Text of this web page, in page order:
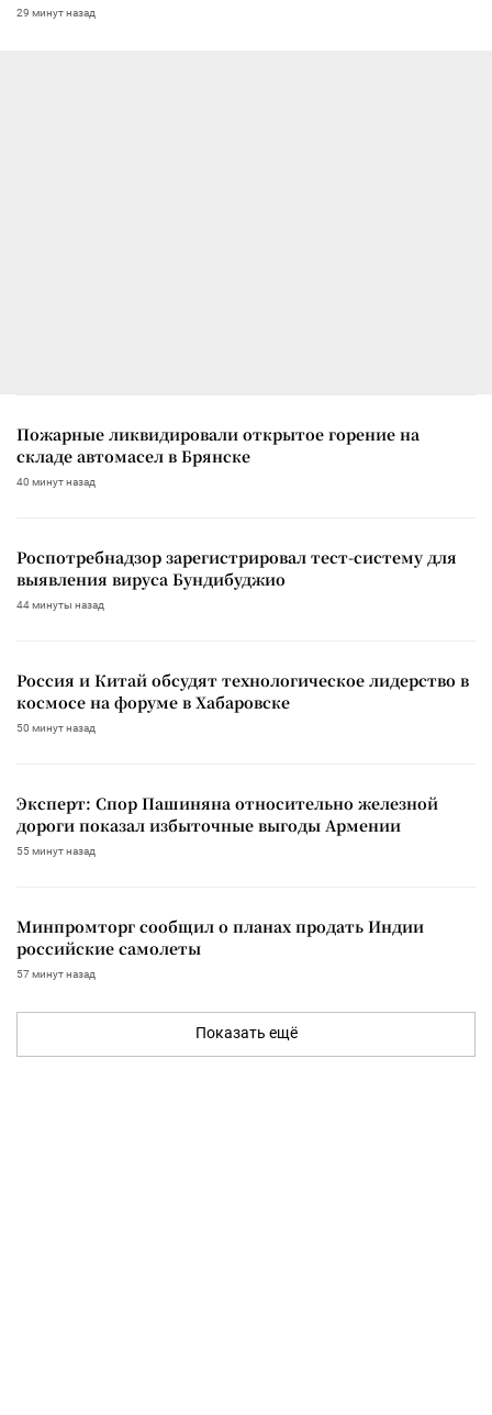
29 минут назад
Пожарные ликвидировали открытое горение на
складе автомасел в Брянске
40 минут назад
Роспотребнадзор зарегистрировал тест-систему для
выявления вируса Бундибуджио
44 минуты назад
Россия и Китай обсудят технологическое лидерство в
космосе на форуме в Хабаровске
50 минут назад
Эксперт: Спор Пашиняна относительно железной
дороги показал избыточные выгоды Армении
55 минут назад
Минпромторг сообщил о планах продать Индии
российские самолеты
57 минут назад
Показать ещё